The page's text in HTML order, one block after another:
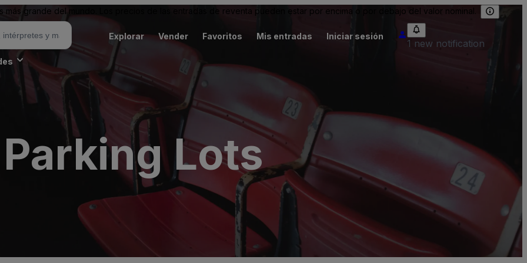
más grande del mundo. Los precios de las entradas de reventa pueden estar por encima o por debajo del valor nominal.
Explorar Vender Favoritos Mis entradas Iniciar sesión
1 new notification
Lots